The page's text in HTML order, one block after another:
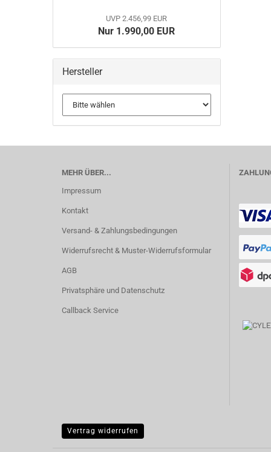
UVP 2.456,99 EUR
Nur 1.990,00 EUR
Hersteller
MEHR ÜBER...
Impressum
Kontakt
Versand- & Zahlungsbedingungen
Widerrufsrecht & Muster-Widerrufsformular
AGB
Privatsphäre und Datenschutz
Callback Service
Vertrag widerrufen